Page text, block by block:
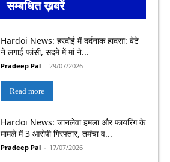
सम्बधित ख़बरें
Hardoi News: हरदोई में दर्दनाक हादसा: बेटे
ने लगाई फांसी, सदमे में मां ने...
Pradeep Pal - 29/07/2026
Read more
Hardoi News: जानलेवा हमला और फायरिंग के
मामले में 3 आरोपी गिरफ्तार, तमंचा व...
Pradeep Pal - 17/07/2026